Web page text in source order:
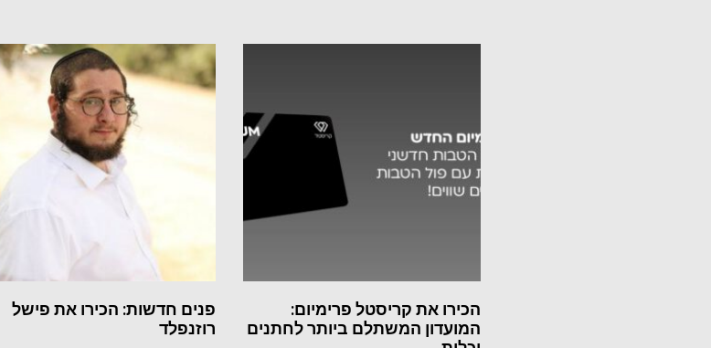
הכירו את קריסטל פרימיום:
המועדון המשתלם ביותר לחתנים
פנים חדשות: הכירו את פישל
רוזנפלד